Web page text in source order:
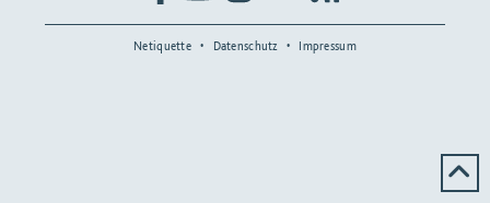
Netiquette Datenschutz Impressum